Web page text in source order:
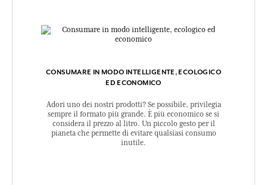
CONSUMARE IN MODO INTELLIGENTE, ECOLOGICO
ED ECONOMICO
Adori uno dei nostri prodotti? Se possibile, privilegia
sempre il formato più grande. È più economico se si
considera il prezzo al litro. Un piccolo gesto per il
pianeta che permette di evitare qualsiasi consumo
inutile.